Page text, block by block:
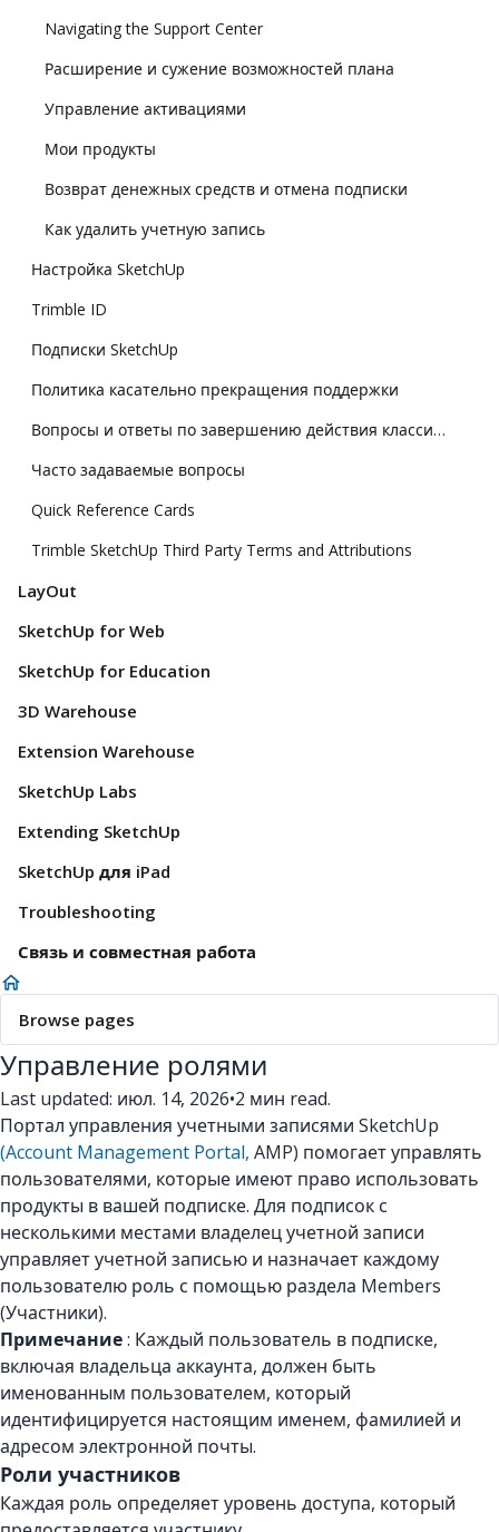
Navigating the Support Center
Расширение и сужение возможностей плана
Управление активациями
Мои продукты
Возврат денежных средств и отмена подписки
Как удалить учетную запись
Настройка SketchUp
Trimble ID
Подписки SketchUp
Политика касательно прекращения поддержки
Вопросы и ответы по завершению действия классической лицензии
Часто задаваемые вопросы
Quick Reference Cards
Trimble SketchUp Third Party Terms and Attributions
LayOut
SketchUp for Web
SketchUp for Education
3D Warehouse
Extension Warehouse
SketchUp Labs
Extending SketchUp
SketchUp для iPad
Troubleshooting
Связь и совместная работа
Browse pages
Управление ролями
Last updated: июл. 14, 2026•2 мин read.
Портал управления учетными записями SketchUp
(Account Management Portal, AMP) помогает управлять
пользователями, которые имеют право использовать
продукты в вашей подписке. Для подписок с
несколькими местами владелец учетной записи
управляет учетной записью и назначает каждому
пользователю роль с помощью раздела Members
(Участники).
Примечание: Каждый пользователь в подписке,
включая владельца аккаунта, должен быть
именованным пользователем, который
идентифицируется настоящим именем, фамилией и
адресом электронной почты.
Роли участников
Каждая роль определяет уровень доступа, который